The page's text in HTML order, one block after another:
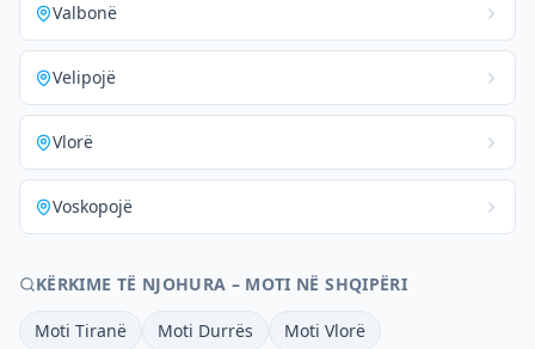
Valbonë
Velipojë
Vlorë
Voskopojë
KËRKIME TË NJOHURA – MOTI NË SHQIPËRI
Moti Tiranë Moti Durrës Moti Vlorë